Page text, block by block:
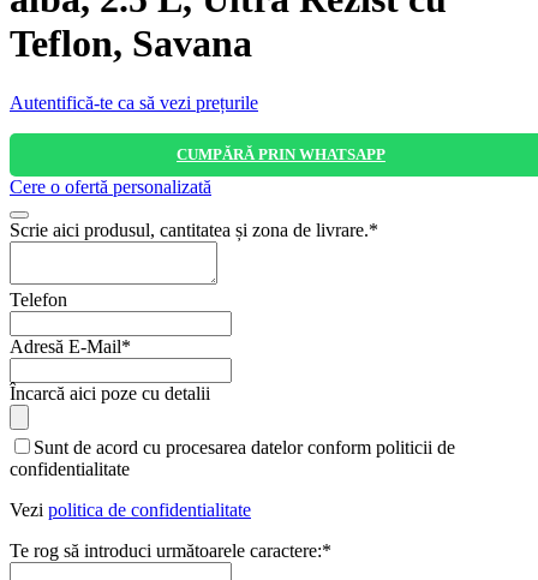
Teflon, Savana
Autentifică-te ca să vezi prețurile
CUMPĂRĂ PRIN WHATSAPP
Cere o ofertă personalizată
Scrie aici produsul, cantitatea și zona de livrare.*
Telefon
Adresă E-Mail*
Contact
Email
Încarcă aici poze cu detalii
Sunt de acord cu procesarea datelor conform politicii de
confidentialitate
Vezi politica de confidentialitate
Te rog să introduci următoarele caractere:*